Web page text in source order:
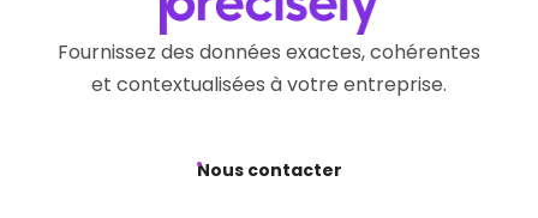
Fournissez des données exactes, cohérentes
et contextualisées à votre entreprise.
Nous contacter